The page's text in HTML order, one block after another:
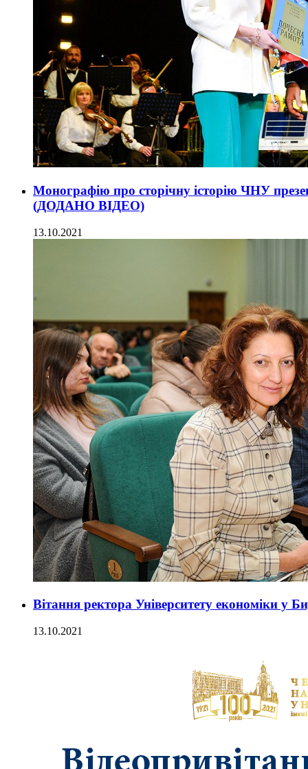
Монографію про сторічну історію ЧНУ
(ДОДАНО ВІДЕО)
13.10.2021
Вітання ректора Університету економіки у
13.10.2021